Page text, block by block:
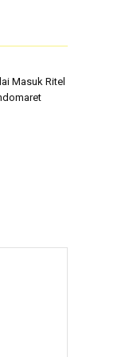
Masuk Ritel